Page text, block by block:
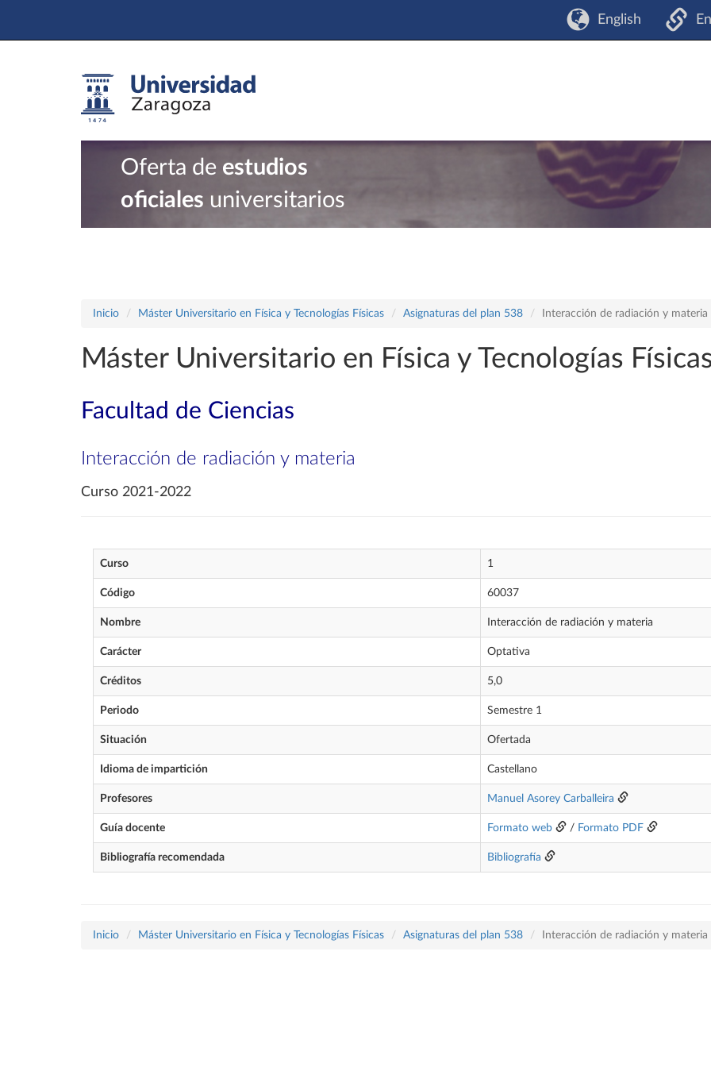
English
Oferta de estudios
oficiales universitarios
Inicio Máster Universitario en Física y Tecnologías Físicas Asignaturas del plan 538 Interacción de radiación y materia
Máster Universitario en Física y Tecnologías
Facultad de Ciencias
Interacción de radiación y materia
Curso 2021-2022
Curso 1
Código 60037
Nombre Interacción de radiación y materia
Carácter Optativa
Créditos 5,0
Periodo Semestre 1
Situación Ofertada
Idioma de impartición Castellano
Profesores Manuel Asorey Carballeira
Guía docente Formato web / Formato PDF
Bibliografía recomendada Bibliografía
Inicio Máster Universitario en Física y Tecnologías Físicas Asignaturas del plan 538 Interacción de radiación y materia